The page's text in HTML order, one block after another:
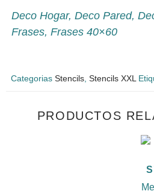
Deco Hogar, Deco Pared,
Frases, Frases 40×60
Categorias Stencils, Stencils XXL
PRODUCTOS